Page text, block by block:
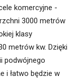
komercyjne -
3000 metrów
klasy
metrów kw. Dzięki
podwójnego
i łatwo będzie w